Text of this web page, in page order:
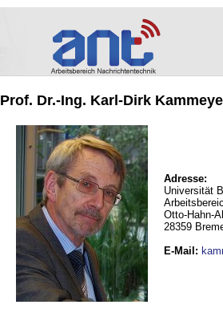
Prof. Dr.-Ing. Karl-Dirk
Adresse:
Universität
Otto-Hahn-
28359
E-Mail :